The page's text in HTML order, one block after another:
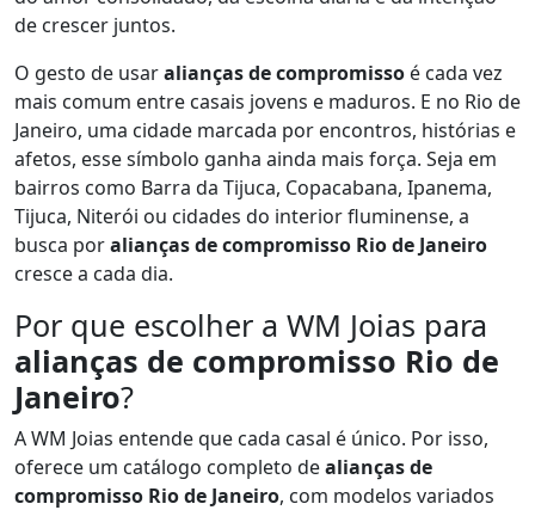
de crescer juntos.
O gesto de usaralianças de compromisso é cada vez
mais comum entre casais jovens e maduros. E no Rio de
Janeiro, uma cidade marcada por encontros, histórias e
afetos, esse símbolo ganha ainda mais força. Seja em
bairros como Barra da Tijuca, Copacabana, Ipanema,
Tijuca, Niterói ou cidades do interior fluminense, a
busca poralianças de compromisso Rio de Janeiro
cresce a cada dia.
Por que escolher a WM Joias para
alianças de compromisso Rio de
Janeiro?
A WM Joias entende que cada casal é único. Por isso,
oferece um catálogo completo dealianças de
compromisso Rio de Janeiro, com modelos variados